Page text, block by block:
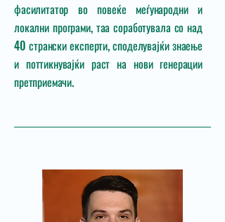
фасилитатор во повеќе меѓународни и
локални програми, таа соработувала со над
40 странски експерти, споделувајќи знаење
и поттикнувајќи раст на нови генерации
претприемачи.​​